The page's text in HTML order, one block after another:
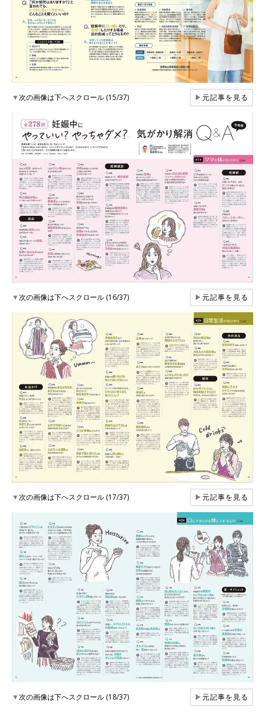
▼次の画像は下へスクロール (15/37) ▶元記事を見る
▼次の画像は下へスクロール (16/37) ▶元記事を見る
▼次の画像は下へスクロール (17/37) ▶元記事を見る
▼次の画像は下へスクロール (18/37) ▶元記事を見る